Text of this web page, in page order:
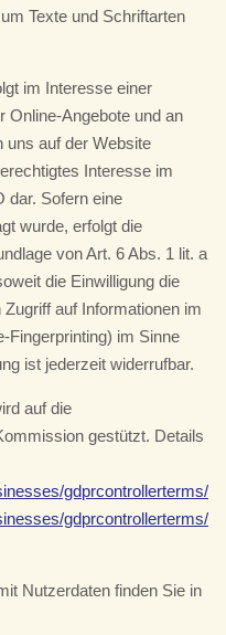
Texte und Schriftarten
im Interesse einer
Online-Angebote und an
uns auf der Website
Interesse im
dar. Sofern eine
wurde, erfolgt die
von Art. 6 Abs. 1 lit. a
die Einwilligung die
auf Informationen im
Fingerprinting) im Sinne
ist jederzeit widerrufbar.
auf die
gestützt. Details
gdprcontrollerterms/
gdprcontrollerterms/
Nutzerdaten finden Sie in